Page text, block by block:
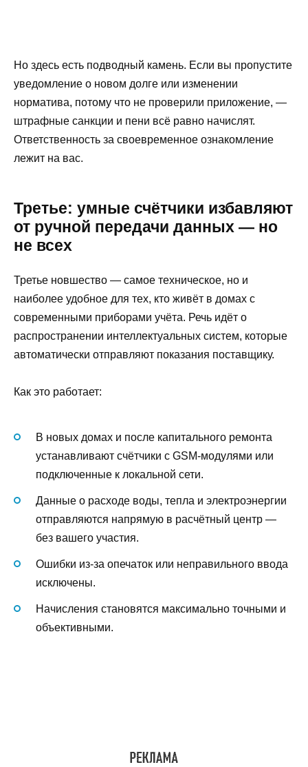
Но здесь есть подводный камень. Если вы пропустите
уведомление о новом долге или изменении
норматива, потому что не проверили приложение, —
штрафные санкции и пени всё равно начислят.
Ответственность за своевременное ознакомление
лежит на вас.
Третье: умные счётчики избавляют
от ручной передачи данных — но
не всех
Третье новшество — самое техническое, но и
наиболее удобное для тех, кто живёт в домах с
современными приборами учёта. Речь идёт о
распространении интеллектуальных систем, которые
автоматически отправляют показания поставщику.
Как это работает:
В новых домах и после капитального ремонта
устанавливают счётчики с GSM-модулями или
подключенные к локальной сети.
Данные о расходе воды, тепла и электроэнергии
отправляются напрямую в расчётный центр —
без вашего участия.
Ошибки из-за опечаток или неправильного ввода
исключены.
Начисления становятся максимально точными и
объективными.